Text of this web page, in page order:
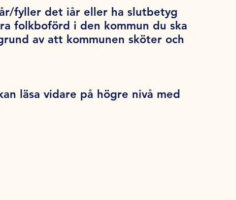
fyller det iår eller ha slutbetyg
folkboförd i den kommun du ska
av att kommunen sköter och
läsa vidare på högre nivå med